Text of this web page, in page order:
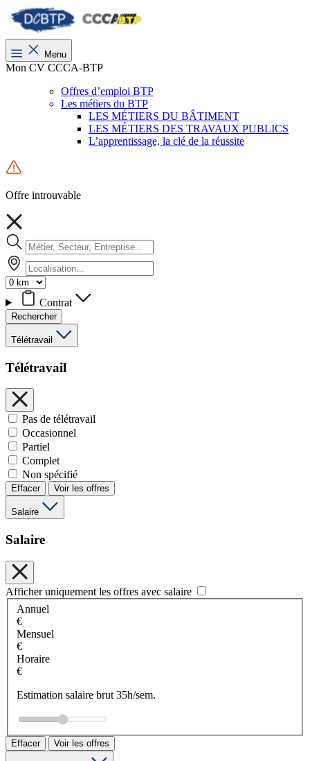
Menu
Mon CV CCCA-BTP
Offres d’emploi BTP
Les métiers du BTP
LES MÉTIERS DU BÂTIMENT
LES MÉTIERS DES TRAVAUX PUBLICS
L’apprentissage, la clé de la réussite
Offre introuvable
Contrat
Rechercher
Télétravail
Télétravail
Pas de télétravail
Occasionnel
Partiel
Complet
Non spécifié
Effacer Voir les offres
Salaire
Salaire
Afficher uniquement les offres avec salaire
Annuel
€
Mensuel
€
Horaire
€
Estimation salaire brut 35h/sem.
Effacer Voir les offres